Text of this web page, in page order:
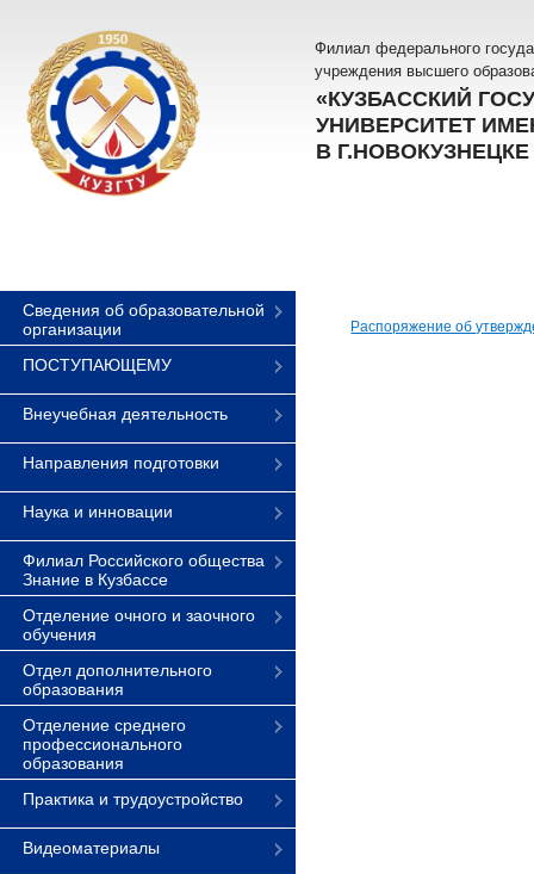
Филиал федерального
учреждения высшего
«КУЗБАССКИЙ
УНИВЕРСИТЕТ
В Г.НОВОКУЗНЕЦКЕ
Сведения об образовательной
организации
ПОСТУПАЮЩЕМУ
Внеучебная деятельность
Направления подготовки
Наука и инновации
Филиал Российского общества
Знание в Кузбассе
Отделение очного и заочного
обучения
Отдел дополнительного
образования
Отделение среднего
профессионального
образования
Практика и трудоустройство
Видеоматериалы
Распоряжение об